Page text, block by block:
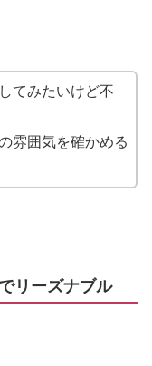
てみたいけど不
雰囲気を確かめる
リーズナブル